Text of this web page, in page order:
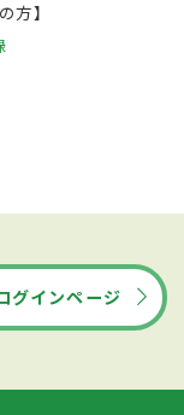
方】
グインページ